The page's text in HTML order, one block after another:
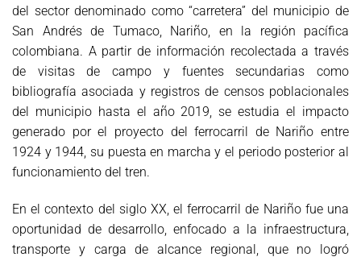
del sector denominado como “carretera” del municipio de
San Andrés de Tumaco, Nariño, en la región pacífica
colombiana. A partir de información recolectada a través
de visitas de campo y fuentes secundarias como
bibliografía asociada y registros de censos poblacionales
del municipio hasta el año 2019, se estudia el impacto
generado por el proyecto del ferrocarril de Nariño entre
1924 y 1944, su puesta en marcha y el periodo posterior al
funcionamiento del tren.
En el contexto del siglo XX, el ferrocarril de Nariño fue una
oportunidad de desarrollo, enfocado a la infraestructura,
transporte y carga de alcance regional, que no logró